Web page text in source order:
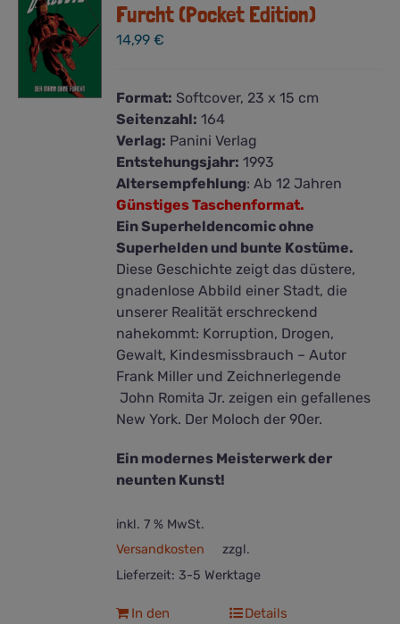
Furcht (Pocket Edition)
14,99€
Format: Softcover, 23 x 15 cm
Seitenzahl: 164
Verlag: Panini Verlag
Entstehungsjahr: 1993
Altersempfehlung: Ab 12 Jahren
Günstiges Taschenformat.
Ein Superheldencomic ohne
Superhelden und bunte Kostüme.
Diese Geschichte zeigt das düstere,
gnadenlose Abbild einer Stadt, die
unserer Realität erschreckend
nahekommt: Korruption, Drogen,
Gewalt, Kindesmissbrauch – Autor
Frank Miller und Zeichnerlegende
John Romita Jr. zeigen ein gefallenes
New York. Der Moloch der 90er.
Ein modernes Meisterwerk der
neunten Kunst!
inkl. 7 % MwSt.
zzgl.
Versandkosten
Lieferzeit: 3-5 Werktage
In den
Details